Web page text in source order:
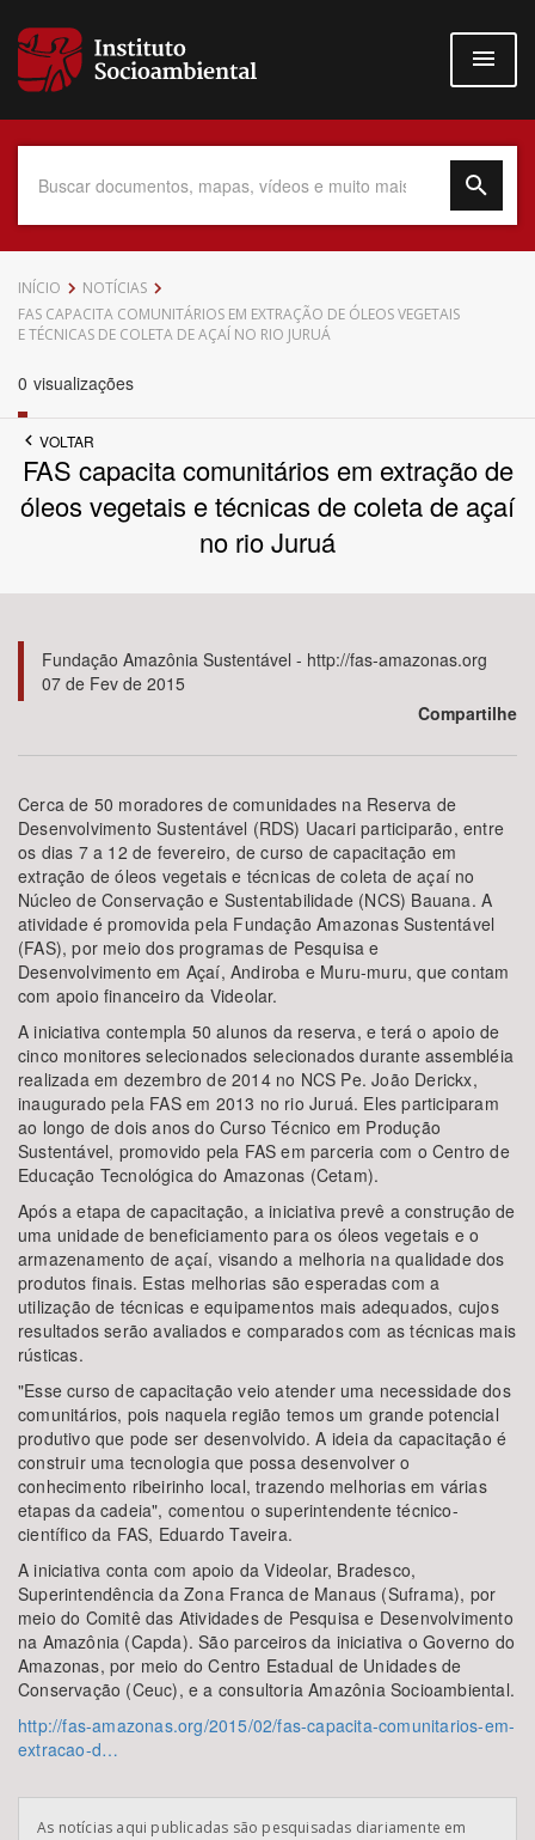
para
conteúdo
Data do Documento
Bioma / Bacia
Tema
Área Protegida
BUSCAR
INÍCIO
NOTÍCIAS
FAS CAPACITA COMUNITÁRIOS EM EXTRAÇÃO DE ÓLEOS VEGETAIS
E TÉCNICAS DE COLETA DE AÇAÍ NO RIO JURUÁ
0 visualizações
VOLTAR
FAS capacita comunitários em extração de
óleos vegetais e técnicas de coleta de açaí
no rio Juruá
Fundação Amazônia Sustentável - http://fas-amazonas.org
07 de Fev de 2015
Compartilhe
Cerca de 50 moradores de comunidades na Reserva de
Desenvolvimento Sustentável (RDS) Uacari participarão, entre
os dias 7 a 12 de fevereiro, de curso de capacitação em
extração de óleos vegetais e técnicas de coleta de açaí no
Núcleo de Conservação e Sustentabilidade (NCS) Bauana. A
atividade é promovida pela Fundação Amazonas Sustentável
(FAS), por meio dos programas de Pesquisa e
Desenvolvimento em Açaí, Andiroba e Muru-muru, que contam
com apoio financeiro da Videolar.
A iniciativa contempla 50 alunos da reserva, e terá o apoio de
cinco monitores selecionados selecionados durante assembléia
realizada em dezembro de 2014 no NCS Pe. João Derickx,
inaugurado pela FAS em 2013 no rio Juruá. Eles participaram
ao longo de dois anos do Curso Técnico em Produção
Sustentável, promovido pela FAS em parceria com o Centro de
Educação Tecnológica do Amazonas (Cetam).
Após a etapa de capacitação, a iniciativa prevê a construção de
uma unidade de beneficiamento para os óleos vegetais e o
armazenamento de açaí, visando a melhoria na qualidade dos
produtos finais. Estas melhorias são esperadas com a
utilização de técnicas e equipamentos mais adequados, cujos
resultados serão avaliados e comparados com as técnicas mais
rústicas.
"Esse curso de capacitação veio atender uma necessidade dos
comunitários, pois naquela região temos um grande potencial
produtivo que pode ser desenvolvido. A ideia da capacitação é
construir uma tecnologia que possa desenvolver o
conhecimento ribeirinho local, trazendo melhorias em várias
etapas da cadeia", comentou o superintendente técnico-
científico da FAS, Eduardo Taveira.
A iniciativa conta com apoio da Videolar, Bradesco,
Superintendência da Zona Franca de Manaus (Suframa), por
meio do Comitê das Atividades de Pesquisa e Desenvolvimento
na Amazônia (Capda). São parceiros da iniciativa o Governo do
Amazonas, por meio do Centro Estadual de Unidades de
Conservação (Ceuc), e a consultoria Amazônia Socioambiental.
http://fas-amazonas.org/2015/02/fas-capacita-comunitarios-em-
extracao-d…
As notícias aqui publicadas são pesquisadas diariamente em